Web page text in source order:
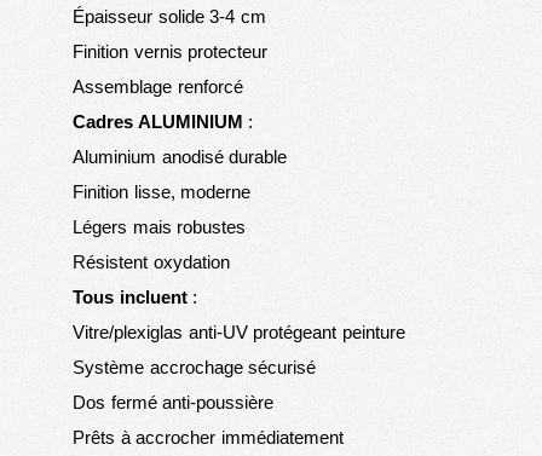
Épaisseur solide 3-4 cm
Finition vernis protecteur
Assemblage renforcé
Cadres ALUMINIUM :
Aluminium anodisé durable
Finition lisse, moderne
Légers mais robustes
Résistent oxydation
Tous incluent:
Vitre/plexiglas anti-UV protégeant peinture
Système accrochage sécurisé
Dos fermé anti-poussière
Prêts à accrocher immédiatement